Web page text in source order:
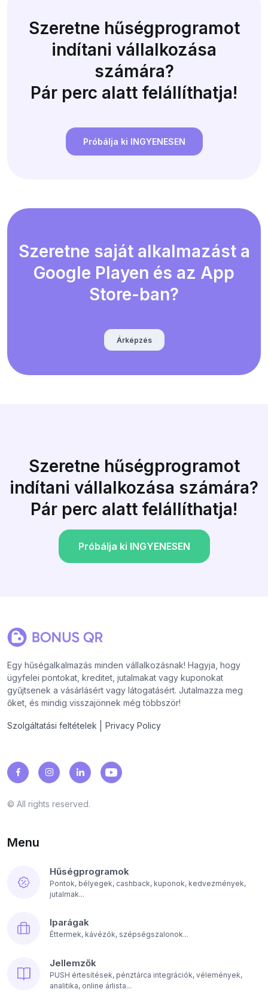
Szeretne hűségprogramot
indítani vállalkozása
számára?
Pár perc alatt felállíthatja!
Próbálja ki INGYENESEN
Szeretne saját alkalmazást a
Google Playen és az App
Store-ban?
Árképzés
Szeretne hűségprogramot
indítani vállalkozása számára?
Pár perc alatt felállíthatja!
Próbálja ki INGYENESEN
Egy hűségalkalmazás minden vállalkozásnak! Hagyja, hogy
ügyfelei pontokat, kreditet, jutalmakat vagy kuponokat
gyűjtsenek a vásárlásért vagy látogatásért. Jutalmazza meg
őket, és mindig visszajönnek még többször!
Szolgáltatási feltételek Privacy Policy
© All rights reserved.
Menu
Hűségprogramok
Pontok, bélyegek, cashback, kuponok, kedvezmények,
jutalmak...
Iparágak
Éttermek, kávézók, szépségszalonok...
Jellemzők
PUSH értesítések, pénztárca integrációk, vélemények,
analitika, online árlista...